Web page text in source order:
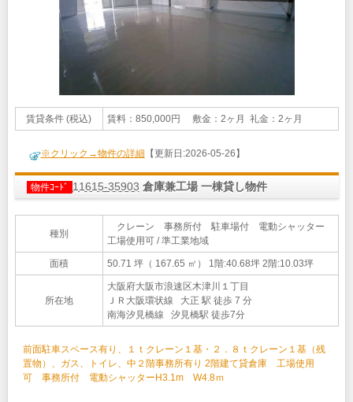
賃貸条件 (税込) 賃料：850,000円 敷金：2ヶ月 礼金：2ヶ月
※クリック→物件の詳細 【更新日:2026-05-26】
物件ｺｰﾄﾞ 11615-35903 倉庫兼工場 一棟貸し物件
種別
クレーン 事務所付 駐車場付 電動シャッター
工場使用可 / 準工業地域
面積 50.71 坪（ 167.65 ㎡） 1階:40.68坪 2階:10.03坪
所在地
大阪府大阪市浪速区木津川１丁目
ＪＲ大阪環状線 大正 駅 徒歩 7 分
南海汐見橋線 汐見橋駅 徒歩7分
前面駐車スペース有り、１ｔクレーン１基・２．８ｔクレーン１基（残
置物）、ガス、トイレ、中２階事務所有り 2階建て貸倉庫 工場使用
可 事務所付 電動シャッターH3.1m W4.8ｍ